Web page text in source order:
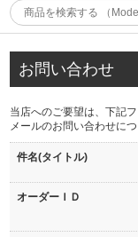
お問い合わせ
当店へのご要望は、下記
メールのお問い合わせに
件名(タイトル)
オーダーＩＤ